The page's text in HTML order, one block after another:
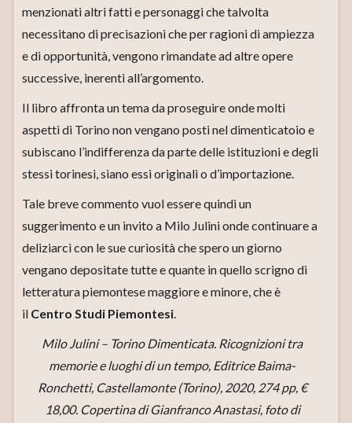
menzionati altri fatti e personaggi che talvolta
necessitano di precisazioni che per ragioni di ampiezza
e di opportunità, vengono rimandate ad altre opere
successive, inerenti all’argomento.
Il libro affronta un tema da proseguire onde molti
aspetti di Torino non vengano posti nel dimenticatoio e
subiscano l’indifferenza da parte delle istituzioni e degli
stessi torinesi, siano essi originali o d’importazione.
Tale breve commento vuol essere quindi un
suggerimento e un invito a Milo Julini onde continuare a
deliziarci con le sue curiosità che spero un giorno
vengano depositate tutte e quante in quello scrigno di
letteratura piemontese maggiore e minore, che è
il Centro Studi Piemontesi.
Milo Julini – Torino Dimenticata. Ricognizioni tra
memorie e luoghi di un tempo, Editrice Baima-
Ronchetti, Castellamonte (Torino), 2020, 274 pp, €
18,00. Copertina di Gianfranco Anastasi, foto di